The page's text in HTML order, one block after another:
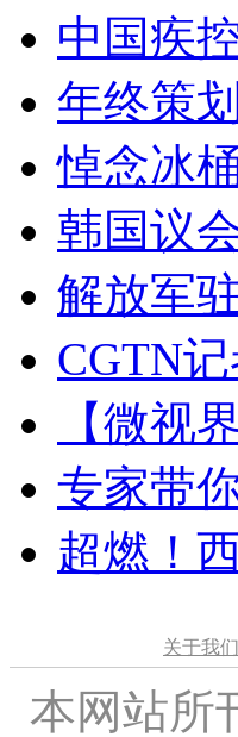
中国疾
年终策
悼念冰
韩国议
解放军
CGTN
【微视
专家带
超燃！
关于我们
本网站所